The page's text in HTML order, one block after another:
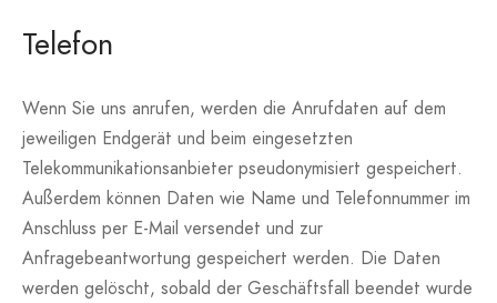
Telefon
Wenn Sie uns anrufen, werden die Anrufdaten auf dem
jeweiligen Endgerät und beim eingesetzten
Telekommunikationsanbieter pseudonymisiert gespeichert.
Außerdem können Daten wie Name und Telefonnummer im
Anschluss per E-Mail versendet und zur
Anfragebeantwortung gespeichert werden. Die Daten
werden gelöscht, sobald der Geschäftsfall beendet wurde